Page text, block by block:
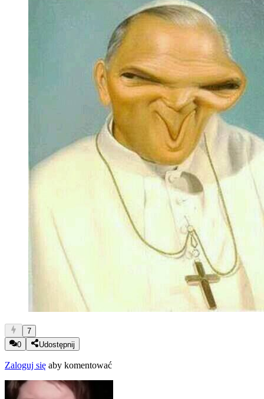
7
0
Udostępnij
Zaloguj się aby komentować